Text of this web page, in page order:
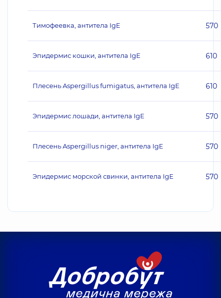
Тимофеевка, антитела IgE 570
Эпидермис кошки, антитела IgE 610
Плесень Aspergillus fumigatus, антитела IgE 610
Эпидермис лошади, антитела IgE 570
Плесень Aspergillus niger, антитела IgE 570
Эпидермис морской свинки, антитела IgE 570